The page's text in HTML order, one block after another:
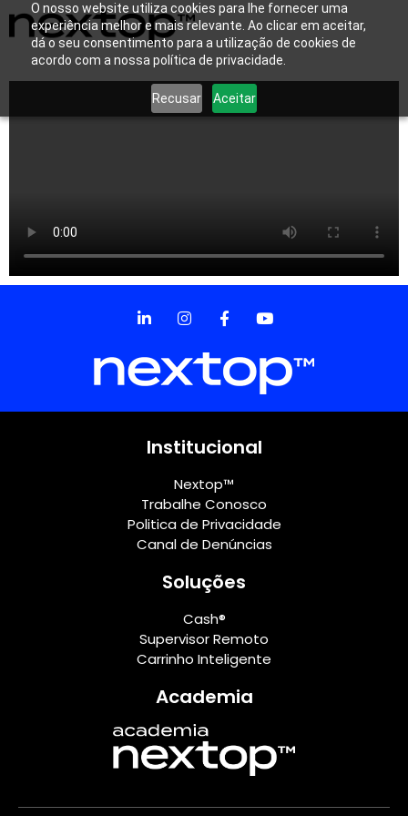
O nosso website utiliza cookies para lhe fornecer uma
experiência melhor e mais relevante. Ao clicar em aceitar,
dá o seu consentimento para a utilização de cookies de
acordo com a nossa política de privacidade.
Recusar Aceitar
Institucional
Nextop™
Trabalhe Conosco
Politica de Privacidade
Canal de Denúncias
Soluções
Cash®
Supervisor Remoto
Carrinho Inteligente
Academia